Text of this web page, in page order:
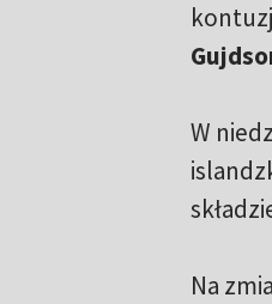
W
Na